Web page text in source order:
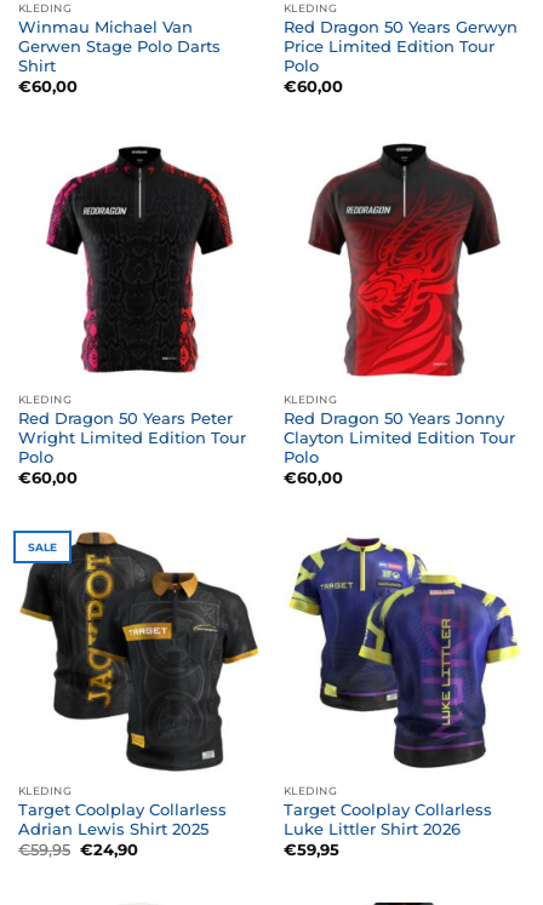
KLEDING
Winmau Michael Van
Gerwen Stage Polo Darts
Shirt
€60,00
KLEDING
Red Dragon 50 Years Gerwyn
Price Limited Edition Tour
Polo
€60,00
KLEDING
Red Dragon 50 Years Peter
Wright Limited Edition Tour
Polo
€60,00
KLEDING
Red Dragon 50 Years Jonny
Clayton Limited Edition Tour
Polo
€60,00
SALE
KLEDING
Target Coolplay Collarless
Adrian Lewis Shirt 2025
€59,95 Oorspronkelijke
€24,90Huidige
KLEDING
Target Coolplay Collarless
Luke Littler Shirt 2026
€59,95